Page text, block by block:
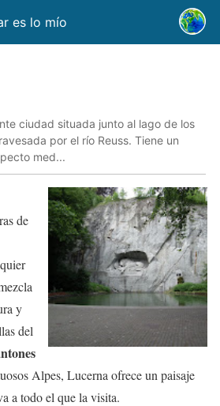
es lo mío
ciudad situada junto al lago de los
por el río Reuss. Tiene un
med...
de
y
del
Alpes, Lucerna ofrece un paisaje
a todo el que la visita.